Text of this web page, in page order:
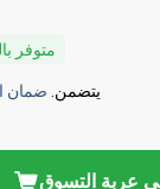
متوفر
يتضمن. ضمان
عربة التسوق